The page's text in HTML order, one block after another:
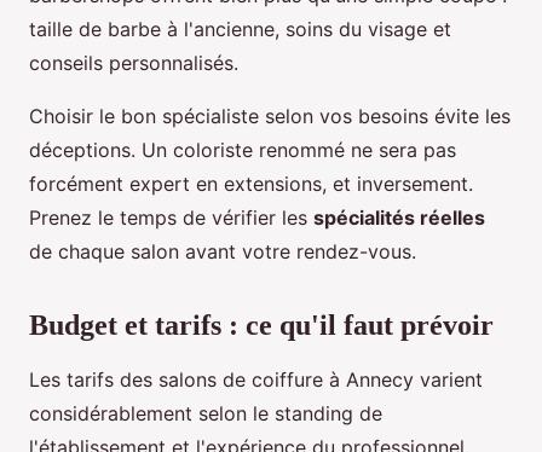
taille de barbe à l'ancienne, soins du visage et
conseils personnalisés.
Choisir le bon spécialiste selon vos besoins évite les
déceptions. Un coloriste renommé ne sera pas
forcément expert en extensions, et inversement.
Prenez le temps de vérifier les spécialités réelles
de chaque salon avant votre rendez-vous.
Budget et tarifs : ce qu'il faut prévoir
Les tarifs des salons de coiffure à Annecy varient
considérablement selon le standing de